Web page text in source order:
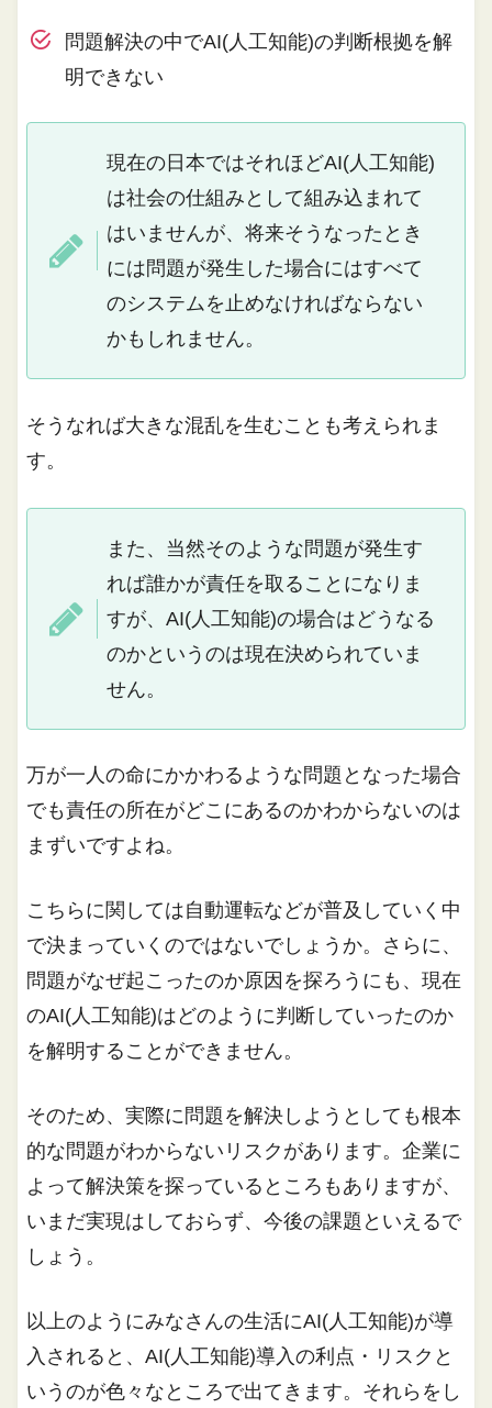
問題解決の中でAI(人工知能)の判断根拠を解
明できない
現在の日本ではそれほどAI(人工知能)
は社会の仕組みとして組み込まれて
はいませんが、将来そうなったとき
には問題が発生した場合にはすべて
のシステムを止めなければならない
かもしれません。
そうなれば大きな混乱を生むことも考えられま
す。
また、当然そのような問題が発生す
れば誰かが責任を取ることになりま
すが、AI(人工知能)の場合はどうなる
のかというのは現在決められていま
せん。
万が一人の命にかかわるような問題となった場合
でも責任の所在がどこにあるのかわからないのは
まずいですよね。
こちらに関しては自動運転などが普及していく中
で決まっていくのではないでしょうか。さらに、
問題がなぜ起こったのか原因を探ろうにも、現在
のAI(人工知能)はどのように判断していったのか
を解明することができません。
そのため、実際に問題を解決しようとしても根本
的な問題がわからないリスクがあります。企業に
よって解決策を探っているところもありますが、
いまだ実現はしておらず、今後の課題といえるで
しょう。
以上のようにみなさんの生活にAI(人工知能)が導
入されると、AI(人工知能)導入の利点・リスクと
いうのが色々なところで出てきます。それらをし